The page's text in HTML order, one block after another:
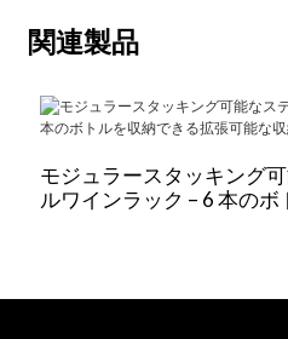
関連製品
モジュラースタッキング
ルワインラック – 6 本の